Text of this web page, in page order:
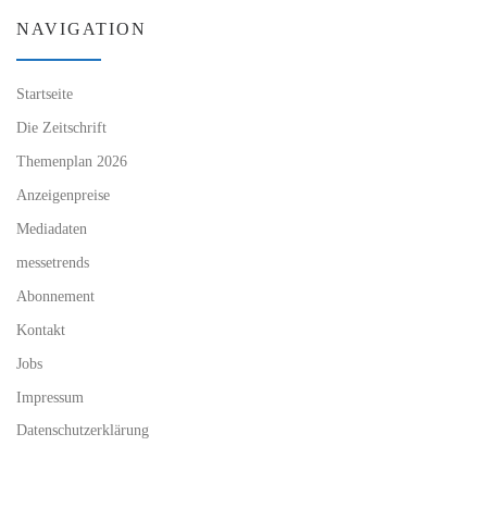
NAVIGATION
Startseite
Die Zeitschrift
Themenplan 2026
Anzeigenpreise
Mediadaten
messetrends
Abonnement
Kontakt
Jobs
Impressum
Datenschutzerklärung